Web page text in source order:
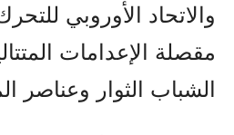
والاتحاد الأوروبي
مقصلة الإعدامات
الشباب الثوار وعناصر